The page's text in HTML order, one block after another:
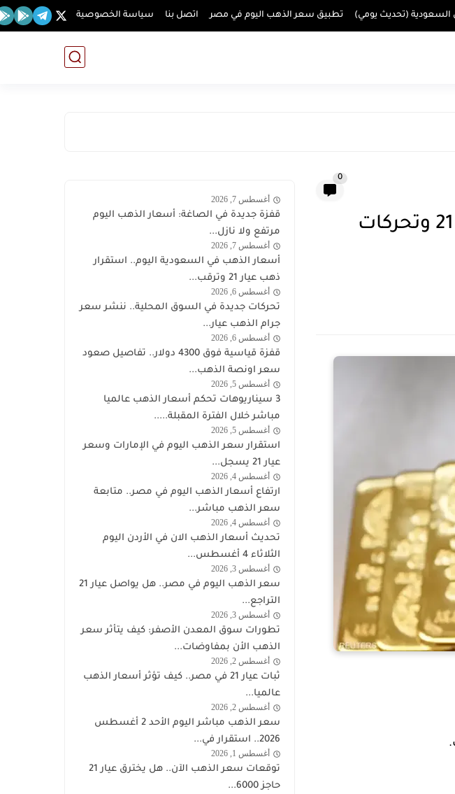
السعودية (تحديث يومي) تطبيق سعر الذهب اليوم في مصر اتصل بنا سياسة الخصوصية
0
استقرار سعر الذهب اليوم في مصر: تحديثات عيار 21 وتحركات
اخبار
الذهب
أغسطس 7, 2026
قفزة جديدة في الصاغة: أسعار الذهب اليوم
مرتفع ولا نازل...
اخبار
الذهب
أغسطس 7, 2026
أسعار الذهب في السعودية اليوم.. استقرار
ذهب عيار 21 وترقب...
اخبار
الذهب
أغسطس 6, 2026
تحركات جديدة في السوق المحلية.. ننشر سعر
جرام الذهب عيار...
اخبار
الذهب
أغسطس 6, 2026
قفزة قياسية فوق 4300 دولار.. تفاصيل صعود
سعر اونصة الذهب...
اخبار
الذهب
أغسطس 5, 2026
3 سيناريوهات تحكم أسعار الذهب عالميا
مباشر خلال الفترة المقبلة.....
اخبار
الذهب
أغسطس 5, 2026
استقرار سعر الذهب اليوم في الإمارات وسعر
عيار 21 يسجل...
اخبار
الذهب
أغسطس 4, 2026
ارتفاع أسعار الذهب اليوم في مصر.. متابعة
سعر الذهب مباشر...
اخبار
الذهب
أغسطس 4, 2026
تحديث أسعار الذهب الان في الأردن اليوم
الثلاثاء 4 أغسطس...
اخبار
الذهب
أغسطس 3, 2026
سعر الذهب اليوم في مصر.. هل يواصل عيار 21
التراجع...
اخبار
الذهب
أغسطس 3, 2026
تطورات سوق المعدن الأصفر: كيف يتأثر سعر
الذهب الأن بمفاوضات...
اخبار
الذهب
أغسطس 2, 2026
ثبات عيار 21 في مصر.. كيف تؤثر أسعار الذهب
عالميا...
اخبار
الذهب
أغسطس 2, 2026
سعر الذهب مباشر اليوم الأحد 2 أغسطس
2026.. استقرار في...
اخبار
الذهب
أغسطس 1, 2026
توقعات سعر الذهب الآن.. هل يخترق عيار 21
حاجز 6000...